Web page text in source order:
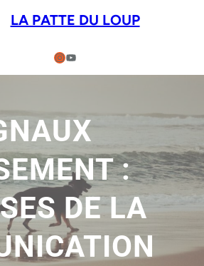
LA PATTE DU LOUP
InstagramYouTube
:
DE LA